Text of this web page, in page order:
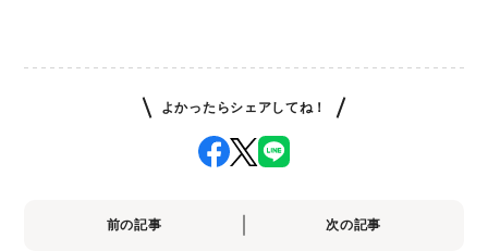
よかったらシェアしてね！
前の記事 次の記事